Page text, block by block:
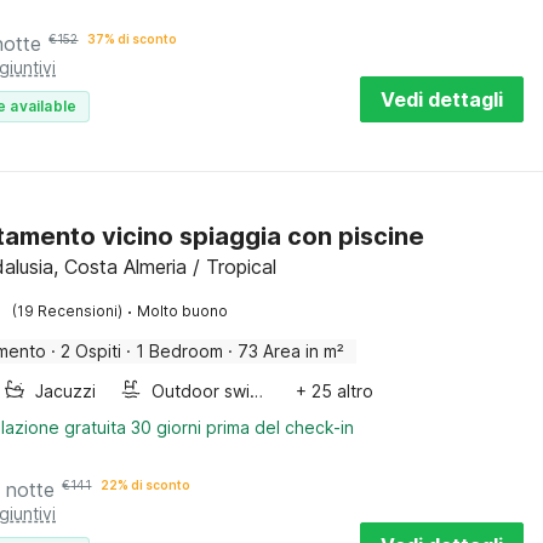
€152 37% di sconto
available Vedi dettagli
vicino spiaggia con piscine
Costa Almeria / Tropical
(19 Recensioni) · Molto buono
· 2 Ospiti · 1 Bedroom · 73 Area in m²
Jacuzzi
Outdoor swimming pool
+ 25 altro
gratuita 30 giorni prima del check-in
notte €141 22% di sconto